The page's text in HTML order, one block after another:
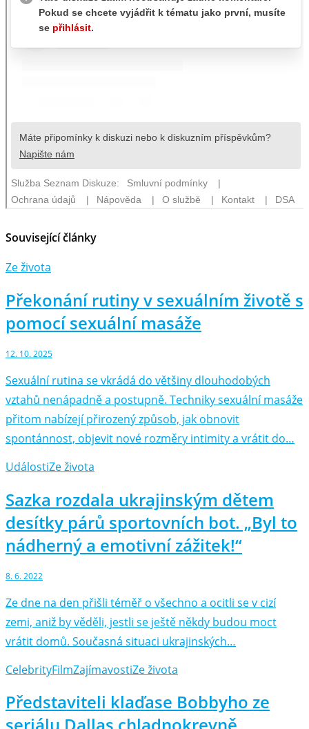
Související články
Ze života
Překonání rutiny v sexuálním životě s
pomocí sexuální masáže
12. 10. 2025
Sexuální rutina se vkrádá do většiny dlouhodobých
vztahů nenápadně a postupně. Techniky sexuální masáže
přitom nabízejí přirozený způsob, jak obnovit
spontánnost, objevit nové rozměry intimity a vrátit do…
UdálostiZe života
Sazka rozdala ukrajinským dětem
desítky párů sportovních bot. „Byl to
nádherný a emotivní zážitek!“
8. 6. 2022
Ze dne na den přišli téměř o všechno a ocitli se v cizí
zemi, aniž by věděli, jestli se ještě někdy budou moct
vrátit domů. Současná situaci ukrajinských…
CelebrityFilmZajímavostiZe života
Představiteli klaďase Bobbyho ze